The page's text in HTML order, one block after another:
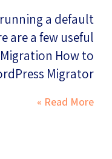
a default
are a few useful
How to
Migrator
Read More »